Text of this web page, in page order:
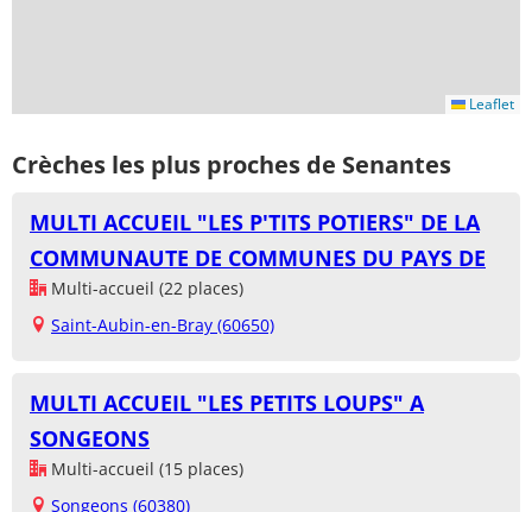
Leaflet
Crèches les plus proches de Senantes
MULTI ACCUEIL "LES P'TITS POTIERS" DE LA
COMMUNAUTE DE COMMUNES DU PAYS DE
Multi-accueil (22 places)
Saint-Aubin-en-Bray (60650)
MULTI ACCUEIL "LES PETITS LOUPS" A
SONGEONS
Multi-accueil (15 places)
Songeons (60380)